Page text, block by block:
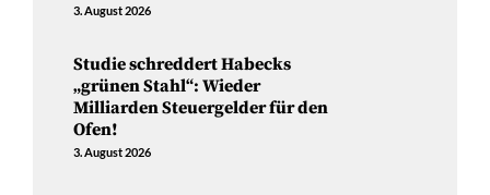
3. August 2026
Studie schreddert Habecks
„grünen Stahl“: Wieder
Milliarden Steuergelder für den
Ofen!
3. August 2026